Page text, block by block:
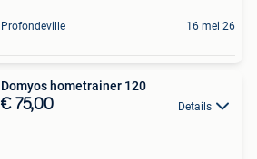
Profondeville 16 mei 26
Domyos hometrainer 120
€ 75,00 Details